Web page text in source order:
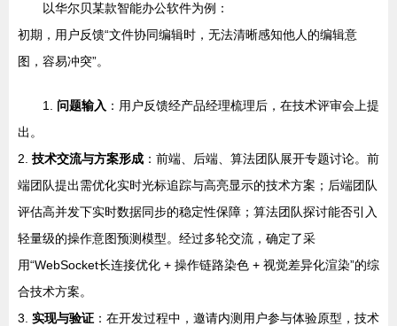
以华尔贝某款智能办公软件为例：
初期，用户反馈“文件协同编辑时，无法清晰感知他人的编辑意
图，容易冲突”。
1. 问题输入 ：用户反馈经产品经理梳理后，在技术评审会上提
出。
2. 技术交流与方案形成 ：前端、后端、算法团队展开专题讨论。前
端团队提出需优化实时光标追踪与高亮显示的技术方案；后端团队
评估高并发下实时数据同步的稳定性保障；算法团队探讨能否引入
轻量级的操作意图预测模型。经过多轮交流，确定了采
用“WebSocket长连接优化 + 操作链路染色 + 视觉差异化渲染”的综
合技术方案。
3. 实现与验证 ：在开发过程中，邀请内测用户参与体验原型，技术